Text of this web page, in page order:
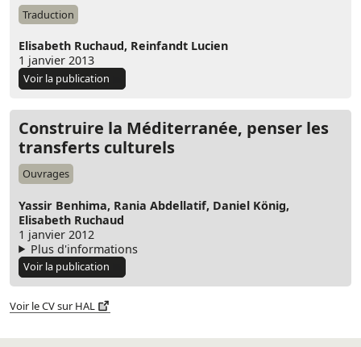
Traduction
Elisabeth Ruchaud, Reinfandt Lucien
1 janvier 2013
Voir la publication
Construire la Méditerranée, penser les
transferts culturels
Ouvrages
Yassir Benhima, Rania Abdellatif, Daniel König,
Elisabeth Ruchaud
1 janvier 2012
Plus d'informations
Voir la publication
Voir le CV sur HAL